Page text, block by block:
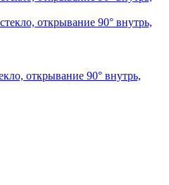
открывание 90° внутрь,